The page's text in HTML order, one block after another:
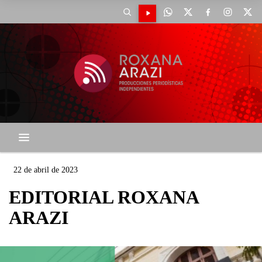
22 de abril de 2023
EDITORIAL ROXANA
ARAZI